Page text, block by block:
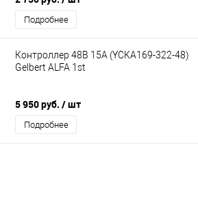
Подробнее
Контроллер 48В 15А (YCKA169-322-48)
Gelbert ALFA 1st
5 950 руб. / шт
Подробнее